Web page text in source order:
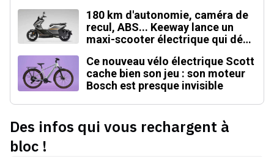
180 km d'autonomie, caméra de
recul, ABS... Keeway lance un
maxi-scooter électrique qui défie
Ce nouveau vélo électrique Scott
cache bien son jeu : son moteur
Bosch est presque invisible
Des infos qui vous rechargent à
bloc !